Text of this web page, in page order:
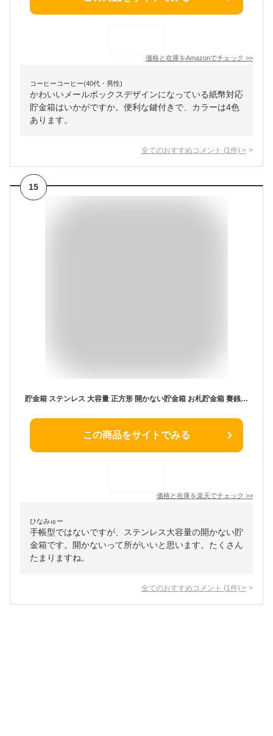
価格と在庫をAmazonでチェック >>
コーヒーコーヒー(40代・男性)
かわいいメールボックスデザインになっている紙幣対応
貯金箱はいかがですか。便利な鍵付きで、カラーは4色
あります。
全てのおすすめコメント (1 件) >
15
貯金箱 ステンレス 大容量 正方形 開かない貯金箱 お札貯金箱 賽銭箱 安全 小銭 貯金ボックス (ブラック)
この商品をサイトでみる
価格と在庫を楽天でチェック >>
ひなみゅー
手帳型ではないですが、ステンレス大容量の開かない貯
金箱です。開かないって所がいいと思います。たくさん
たまりますね。
全てのおすすめコメント (1 件) >